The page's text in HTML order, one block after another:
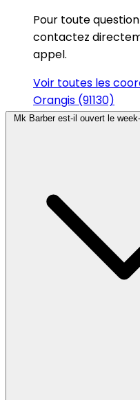
Pour toute
contactez
appel.
Voir toutes les
Orangis (91130)
Mk Barber est-il ouvert le